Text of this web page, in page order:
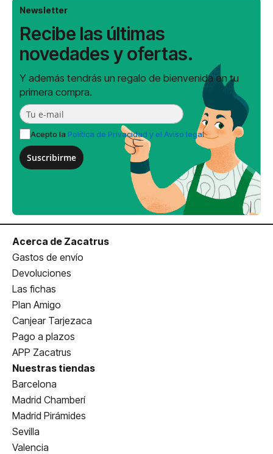
Newsletter
Recibe las últimas
novedades y ofertas.
Y además tendrás un regalo de bienvenida en tu
primera compra.
Acepto la Política de Privacidad y el Aviso legal
Suscribirme
Acerca de Zacatrus
Gastos de envío
Devoluciones
Las fichas
Plan Amigo
Canjear Tarjezaca
Pago a plazos
APP Zacatrus
Nuestras tiendas
Barcelona
Madrid Chamberí
Madrid Pirámides
Sevilla
Valencia